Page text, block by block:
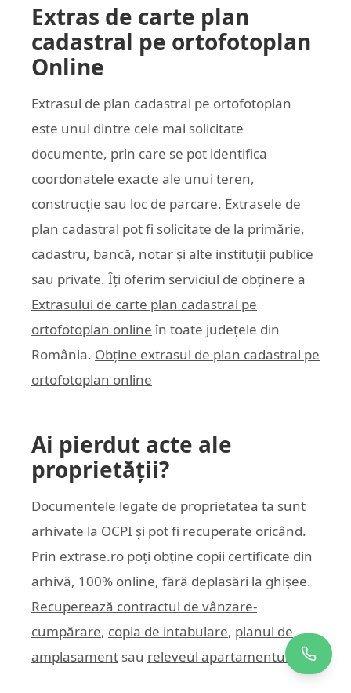
Extras de carte plan
cadastral pe ortofotoplan
Online
Extrasul de plan cadastral pe ortofotoplan
este unul dintre cele mai solicitate
documente, prin care se pot identifica
coordonatele exacte ale unui teren,
construcție sau loc de parcare. Extrasele de
plan cadastral pot fi solicitate de la primărie,
cadastru, bancă, notar și alte instituții publice
sau private. Îți oferim serviciul de obținere a
Extrasului de carte plan cadastral pe
ortofotoplan online în toate județele din
România. Obține extrasul de plan cadastral pe
ortofotoplan online
Ai pierdut acte ale
proprietății?
Documentele legate de proprietatea ta sunt
arhivate la OCPI și pot fi recuperate oricând.
Prin extrase.ro poți obține copii certificate din
arhivă, 100% online, fără deplasări la ghișee.
Recuperează contractul de vânzare-
cumpărare, copia de intabulare, planul de
amplasament sau releveul apartamentului .